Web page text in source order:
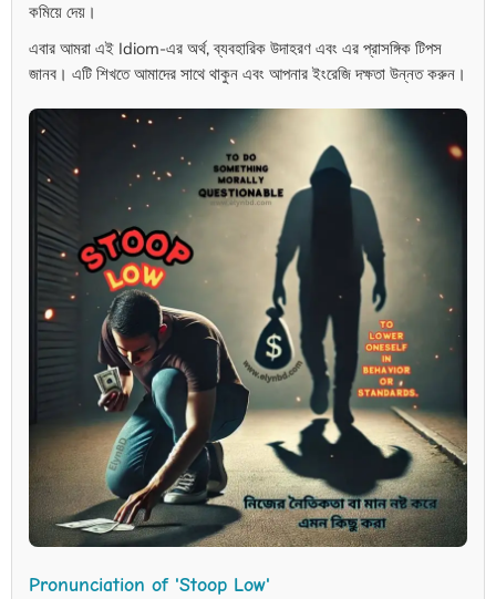
কমিয়ে দেয়।
এবার আমরা এই Idiom-এর অর্থ, ব্যবহারিক উদাহরণ এবং এর প্রাসঙ্গিক টিপস
জানব। এটি শিখতে আমাদের সাথে থাকুন এবং আপনার ইংরেজি দক্ষতা উন্নত করুন।
Pronunciation of 'Stoop Low'